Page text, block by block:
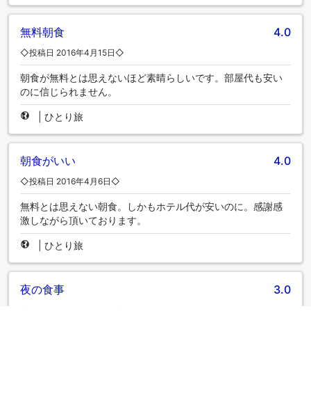
無料朝食 4.0
◇投稿日 2016年4月15日◇
朝食が無料とは思えないほど素晴らしいです。部屋代も安い
のに信じられません。
ひとり旅
朝食がいい 4.0
◇投稿日 2016年4月6日◇
無料とは思えない朝食。しかもホテル代が安いのに。感謝感
激しながら頂いております。
ひとり旅
夜の食事 3.0